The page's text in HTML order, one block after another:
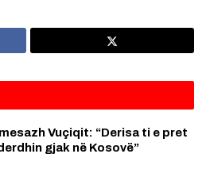
Vuçiqit: “Derisa ti e pret
gjak në Kosovë”